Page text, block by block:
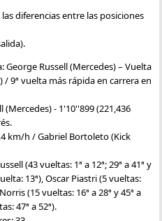
diferencias entre las posiciones
George Russell (Mercedes) – Vuelta
/ 9ª vuelta más rápida en carrera en
- 1'10''899 (221,436
km/h / Gabriel Bortoleto (Kick
(43 vueltas: 1ª a 12ª; 29ª a 41ª y
13ª), Oscar Piastri (5 vueltas:
(15 vueltas: 16ª a 28ª y 45ª a
47ª a 52ª).